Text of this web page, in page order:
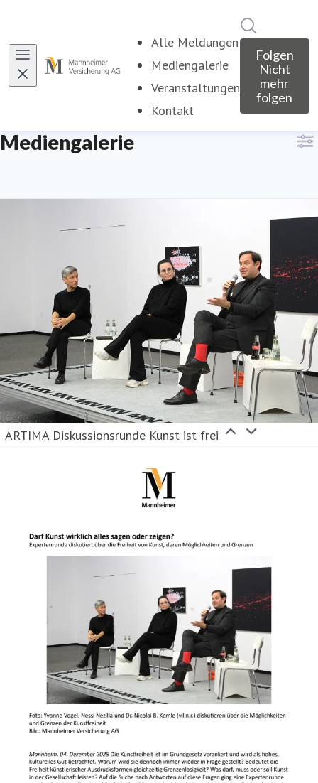
Alle Meldungen
Mediengalerie(current)
Veranstaltungen
Kontakt
Folgen
Nicht
mehr
folgen
Mediengalerie
ARTIMA Diskussionsrunde Kunst ist frei